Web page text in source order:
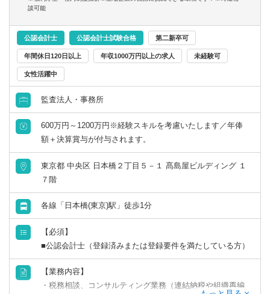
マネーフォワード、freee、弥生、達人、TKC
談可能
公認会計士 公認会計士試験合格 第二新卒可
年間休日120日以上 年収1000万円以上の求人 未経験可
女性活躍中
監査法人・事務所
600万円～1200万円※経験スキルを考慮いたします／年俸
額＋決算賞与が付与されます。
東京都 中央区 日本橋２丁目５－１ 髙島屋ビルディング １
７階
各線「日本橋(東京)駅」徒歩1分
【必須】
■公認会計士（登録済みまたは登録要件を満たしている方）
【業務内容】
・税務相談、コンサルティング業務（連結納税や組織再編
関西
滋賀県 京都府
大阪府
奈良県
中国・四国
鳥取県 島根県
山口県
香川県 愛媛県
管理部門アシスタント
事務／アシスタント